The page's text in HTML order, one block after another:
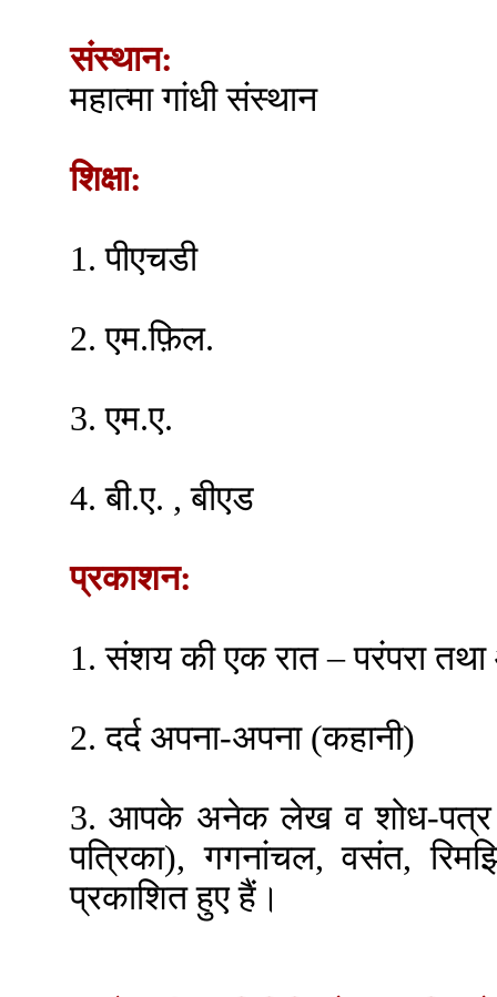
संस्थान:
महात्मा गांधी संस्थान
शिक्षा:
1. पीएचडी
2. एम.फ़िल.
3. एम.ए.
4. बी.ए. , बीएड
प्रकाशन:
1. संशय की एक रात – परंपरा
2. दर्द अपना-अपना (कहानी)
3. आपके अनेक लेख व शोध-पत्र
पत्रिका), गगनांचल, वसंत,
प्रकाशित हुए हैं।